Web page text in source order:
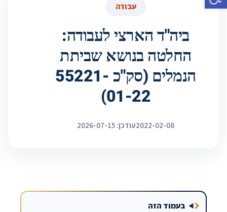
עבודה
ביה"ד הארצי לעבודה:
החלטה בנושא שביתת
הנמלים (סק"כ 55221-
01-22)
2022-02-08עודכן: 2026-07-15
בעמוד הזה